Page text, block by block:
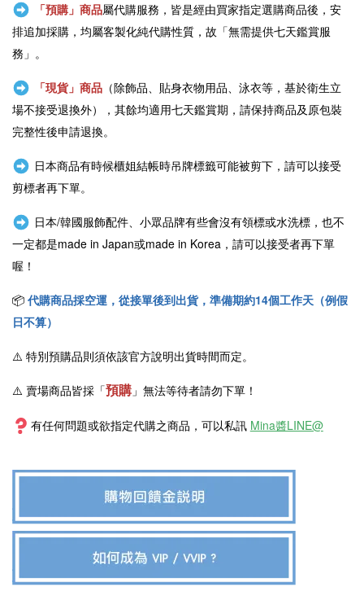
「預購」商品屬代購服務，皆是經由買家指定選購商品後，安
排追加採購，均屬客製化純代購性質，故「無需提供七天鑑賞服
務」。
「現貨」商品（除飾品、貼身衣物用品、泳衣等，基於衛生立
場不接受退換外），其餘均適用七天鑑賞期，請保持商品及原包裝
完整性後申請退換。
日本商品有時候櫃姐結帳時吊牌標籤可能被剪下，請可以接受
剪標者再下單。
日本/韓國服飾配件、小眾品牌有些會沒有領標或水洗標，也不
一定都是made in Japan或made in Korea，請可以接受者再下單
喔！
📦 代購商品採空運，從接單後到出貨，準備期約14個工作天（例假
日不算）
⚠️ 特別預購品則須依該官方說明出貨時間而定。
⚠️ 賣場商品皆採 「預購 」 無法等待者請勿下單！
有任何問題或欲指定代購之商品，可以私訊 Mina醬LINE@